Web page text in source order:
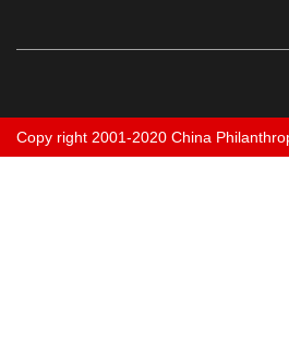
Copy right 2001-2020 China